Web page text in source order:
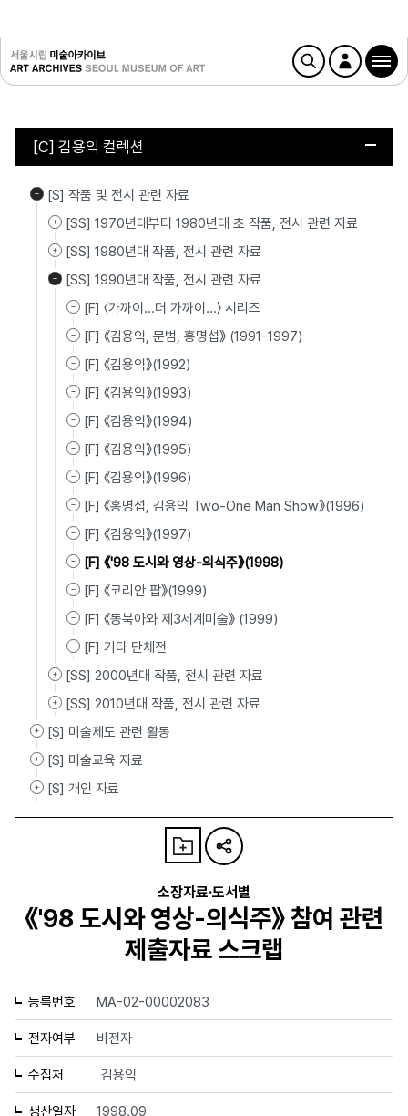
[C] 김용익 컬렉션
[S] 작품 및 전시 관련 자료
[SS] 1970년대부터 1980년대 초 작품, 전시 관련 자료
[SS] 1980년대 작품, 전시 관련 자료
[SS] 1990년대 작품, 전시 관련 자료
[F] 〈가까이…더 가까이…〉 시리즈
[F] 《김용익, 문범, 홍명섭》 (1991-1997)
[F] 《김용익》(1992)
[F] 《김용익》(1993)
[F] 《김용익》(1994)
[F] 《김용익》(1995)
[F] 《김용익》(1996)
[F] 《홍명섭, 김용익 Two-One Man Show》(1996)
[F] 《김용익》(1997)
[F] 《'98 도시와 영상-의식주》(1998)
[F] 《코리안 팝》(1999)
[F] 《동북아와 제3세계미술》 (1999)
[F] 기타 단체전
[SS] 2000년대 작품, 전시 관련 자료
[SS] 2010년대 작품, 전시 관련 자료
[S] 미술제도 관련 활동
[S] 미술교육 자료
[S] 개인 자료
소장자료·도서별
《'98 도시와 영상-의식주》 참여 관련
제출자료 스크랩
등록번호 MA-02-00002083
전자여부 비전자
수집처 김용익
생산일자 1998.09